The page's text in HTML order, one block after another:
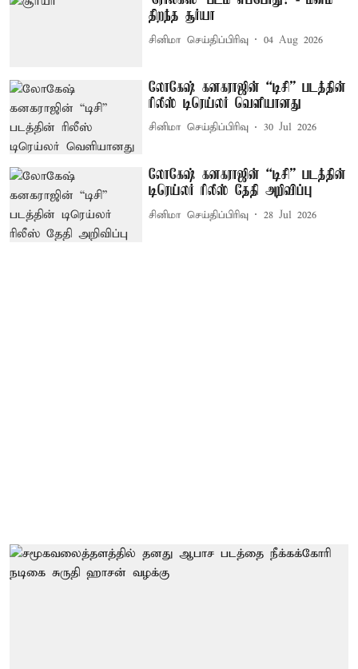
திறந்த சூர்யா
சினிமா செய்திப்பிரிவு 04 Aug 2026
லோகேஷ் கனகராஜின் “டிசி” படத்தின்
ரிலீஸ் டிரெய்லர் வெளியானது
சினிமா செய்திப்பிரிவு 30 Jul 2026
லோகேஷ் கனகராஜின் “டிசி” படத்தின்
டிரெய்லர் ரிலீஸ் தேதி அறிவிப்பு
சினிமா செய்திப்பிரிவு 28 Jul 2026